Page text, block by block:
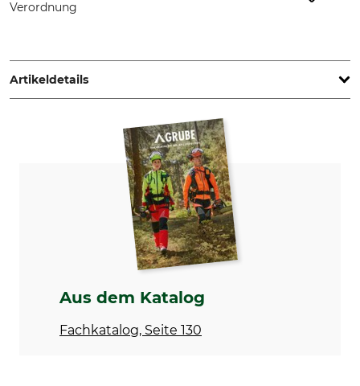
Verordnung
Germany, www.herwe.de
Artikeldetails
Produkttyp
Handreiniger
Modellbezeichnung
Herculan Intenso Gel
Inhalt
250 ml
Aus dem Katalog
Fachkatalog, Seite 130